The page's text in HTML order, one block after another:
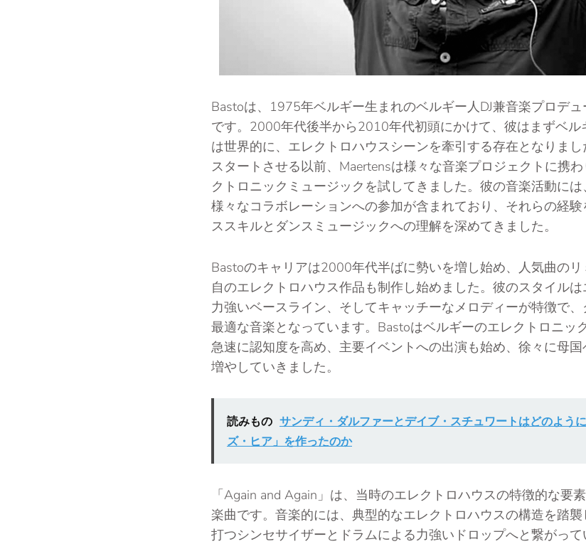
Bastoは、1975年ベルギー生まれのベルギー人DJ兼音楽プロデュ
です。2000年代後半から2010年代初頭にかけて、彼はまずベル
は世界的に、エレクトロハウスシーンを牽引する存在となりま
スタートさせる以前、Maertensは様々な音楽プロジェクトに携
クトロニックミュージックを試してきました。彼の音楽活動に
様々なコラボレーションへの参加が含まれており、それらの経
ススキルとダンスミュージックへの理解を深めてきました。
Bastoのキャリアは2000年代半ばに勢いを増し始め、人気曲の
自のエレクトロハウス作品も制作し始めました。彼のスタイルは
力強いベースライン、そしてキャッチーなメロディーが特徴で
最適な音楽となっています。Bastoはベルギーのエレクトロニッ
急速に認知度を高め、主要イベントへの出演も始め、徐々に母
増やしていきました。
読みもの サンディ・ダルファーとデイブ・スチュワートはどのよう
ズ・ヒア」を作ったのか
「Again and Again」は、当時のエレクトロハウスの特徴的な要
楽曲です。音楽的には、典型的なエレクトロハウスの構造を踏
打つシンセサイザーとドラムによる力強いドロップへと繋がっ